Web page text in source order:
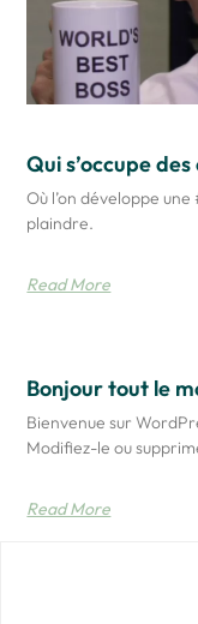
Qui s’occupe
Où l’on développe
plaindre.
Read More
Bonjour tout le
Bienvenue sur
Modifiez-le ou
Read More